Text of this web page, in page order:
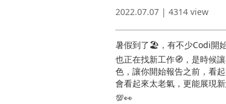
2022.07.07 | 4314 view
暑假到了🏖，有不少Codi開
也正在找新工作🧭，是時候
色，讓你開始報告之前，看
會看起來太老氣，更能展現
💯👀